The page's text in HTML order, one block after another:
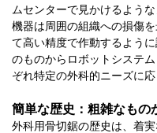
ムセンターで見かけるよう
機器は周囲の組織への損傷
て高い精度で作動するよう
のものからロボットシステ
ぞれ特定の外科的ニーズに
簡単な歴史：粗雑なもの
外科用骨切鋸の歴史は、着